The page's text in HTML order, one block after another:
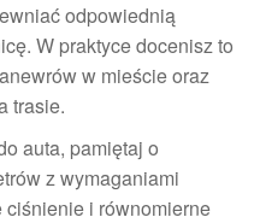
odpowiednią
W praktyce docenisz to
w mieście oraz
trasie.
auta, pamiętaj o
z wymaganiami
ciśnienie i równomierne